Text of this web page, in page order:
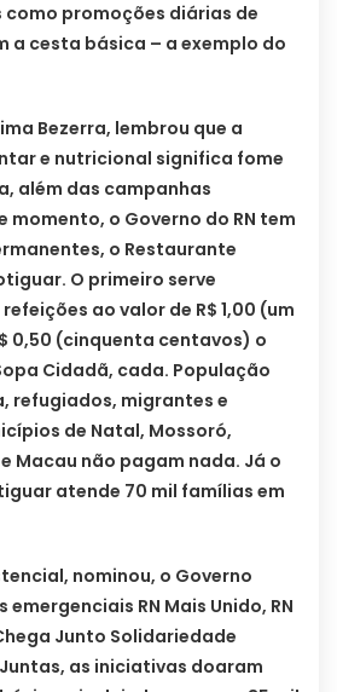
promoções diárias de
a cesta básica – a exemplo do
Bezerra, lembrou que a
e nutricional significa fome
além das campanhas
momento, o Governo do RN tem
o Restaurante
O primeiro serve
ao valor de R$ 1,00 (um
0,50 (cinquenta centavos) o
Cidadã, cada. População
refugiados, migrantes e
de Natal, Mossoró,
Macau não pagam nada. Já o
atende 70 mil famílias em
nominou, o Governo
RN Mais Unido, RN
Junto Solidariedade
as iniciativas doaram